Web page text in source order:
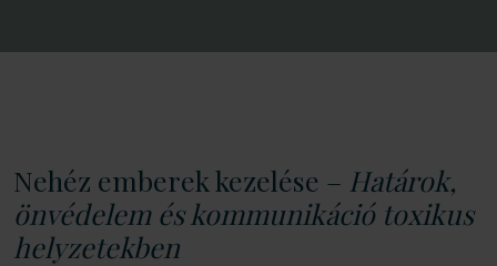
Nehéz emberek kezelése – Határok,
önvédelem és kommunikáció toxikus
helyzetekben